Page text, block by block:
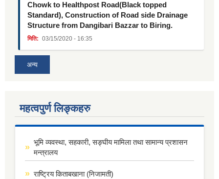
Chowk to Healthpost Road(Black topped
Standard), Construction of Road side Drainage
Structure from Dangibari Bazzar to Biring.
मिति: 03/15/2020 - 16:35
अन्य
महत्वपुर्ण लिङ्कहरु
भूमि व्यवस्था, सहकारी, सङ्घीय मामिला तथा सामान्य प्रशासन
मन्त्रालय
राष्ट्रिय किताबखाना (निजामती)